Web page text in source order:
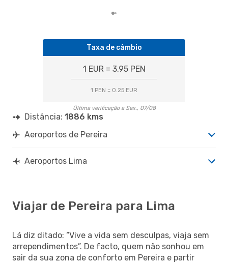
Taxa de câmbio
1 EUR = 3.95 PEN
1 PEN = 0.25 EUR
Última verificação a Sex., 07/08
Distância: 1886 kms
Aeroportos de Pereira
Aeroportos Lima
Viajar de Pereira para Lima
Lá diz ditado: “Vive a vida sem desculpas, viaja sem
arrependimentos”. De facto, quem não sonhou em
sair da sua zona de conforto em Pereira e partir